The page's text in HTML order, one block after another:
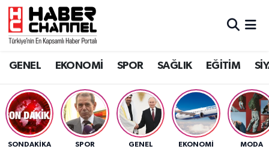
GENEL EKONOMİ SPOR SAĞLIK EĞİTİM
SONDAKIKA SPOR GENEL EKONOMİ MODA
GENEL
SPOR
SAĞLIK
Nöbetçi Eczaneler
Trafik Durumu
Süper Lig Puan Durumu ve Fikstür